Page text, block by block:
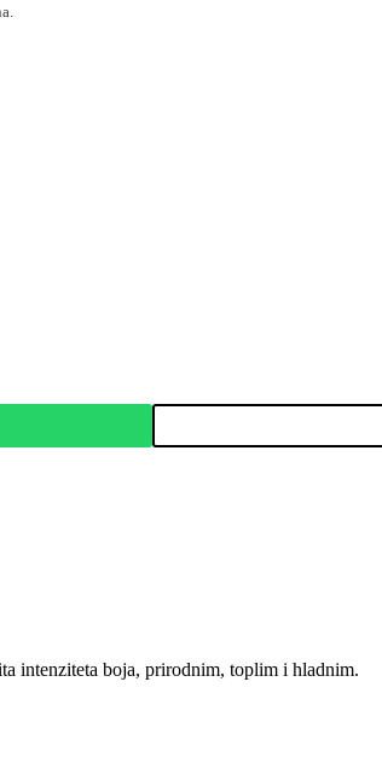
intenziteta boja, prirodnim, toplim i hladnim.